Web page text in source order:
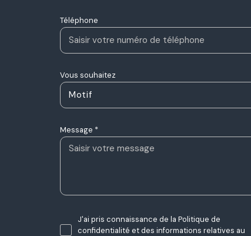
Téléphone
Vous souhaitez
Motif
Message *
J'ai pris connaissance de la Politique de
confidentialité et des informations relatives au